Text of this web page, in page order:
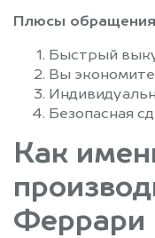
Плюсы
Быстрый
Вы
Безопасная
Как
Феррари